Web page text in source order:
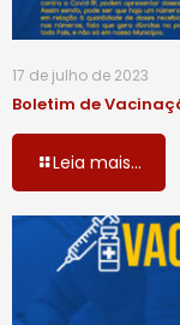
17 de julho de 2023
Boletim de
Leia mais...